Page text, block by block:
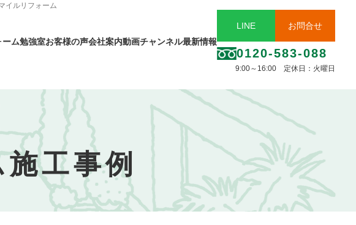
イルリフォーム
ーム勉強室お客様の声会社案内動画チャンネル最新情報
LINE お問合せ
0120-583-088
9:00～16:00 定休日：火曜日
工事例